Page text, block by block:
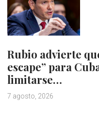
Rubio advierte
escape” para
limitarse…
7 agosto, 2026